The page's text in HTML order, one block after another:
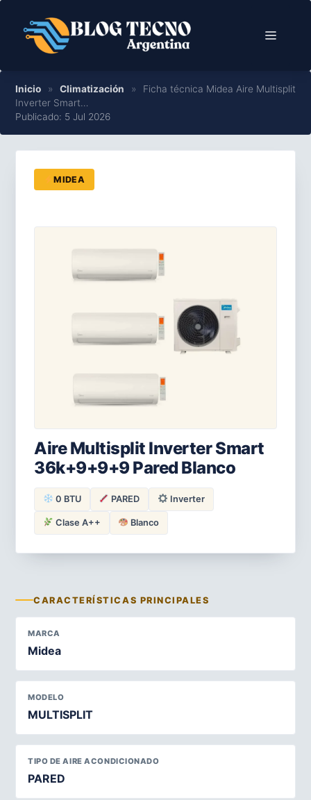
contenido
Menú
Inicio » Climatización »
Ficha técnica Midea Aire Multisplit
Inverter Smart…
Publicado: 5 Jul 2026
MIDEA
Aire Multisplit Inverter Smart
36k+9+9+9 Pared Blanco
0 BTU PARED Inverter
Clase A++ Blanco
CARACTERÍSTICAS PRINCIPALES
MARCA
Midea
MODELO
MULTISPLIT
TIPO DE AIRE ACONDICIONADO
PARED